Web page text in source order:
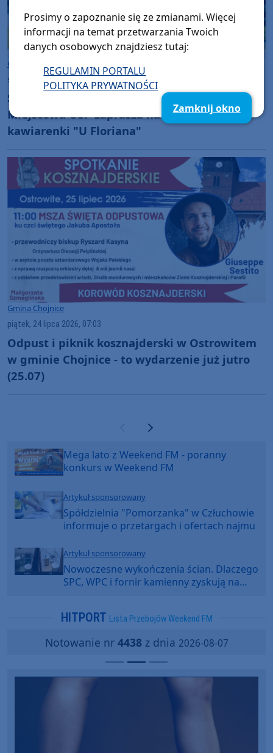
Gmina Chojnice
sobota, 25 lipca 2026, 09:28
Strażacka niedziela (26.07) w Charzykowach.
Miejscowa OSP zaprasza na piknik i do
kawiarenki "U Floriana"
Gmina Chojnice
piątek, 24 lipca 2026, 07:03
Odpust i piknik kosznajderski w Ostrowitem
w gminie Chojnice - to wydarzenie już jutro
(25.07)
Poprzednia strona
Następna strona
Mega lato z Weekend FM - poranny
konkurs w Weekend FM
Artykuł sponsorowany
Spółdzielnia "Pomorzanka" w Człuchowie
informuje o przetargach i ofertach najmu
Artykuł sponsorowany
Nowoczesne wykończenia ścian. Dlaczego
SPC, WPC i fornir kamienny zyskują na
HITPORT Lista Przebojów Weekend FM
Notowanie nr 4438z dnia 2026-08-07
Prosimy o zapoznanie się ze zmianami. Więcej
informacji na temat przetwarzania Twoich
danych osobowych znajdziesz tutaj:
REGULAMIN PORTALU
POLITYKA PRYWATNOŚCI
Zamknij okno